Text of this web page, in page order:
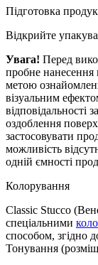
Підготовка
Відкрийте
Увага! Перед
пробне нанесення
метою
візуальним
відповідальності
оздоблення
застосовувати
можливість
одній ємності
Колорування
Classic Stuссo
спеціальними
способом, згідно
Тонування